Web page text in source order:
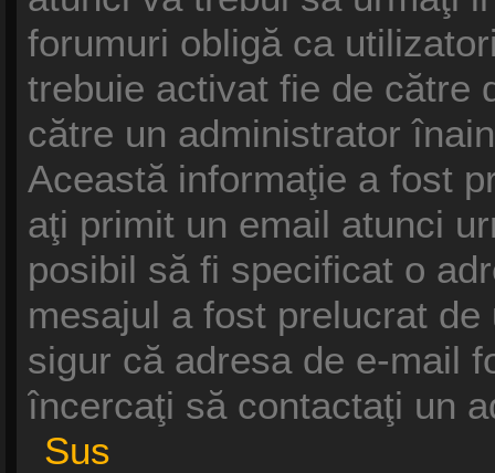
forumuri obligă ca
trebuie activat fie de către
către un administrator
Această informaţie a fost
aţi primit un email atunci
posibil să fi specificat o
mesajul a fost prelucrat
sigur că adresa de e-mail
încercaţi să contactaţi un
Sus